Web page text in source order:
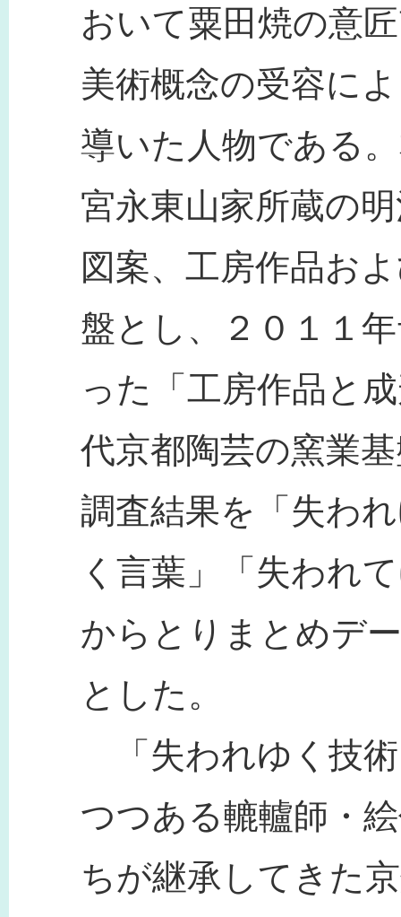
おいて粟田焼の意
美術概念の受容に
導いた人物である
宮永東山家所蔵の
図案、工房作品お
盤とし、２０１１
った「工房作品と
代京都陶芸の窯業
調査結果を「失わ
く言葉」「失われ
からとりまとめデ
とした。
「失われゆく技
つつある轆轤師・
ちが継承してきた